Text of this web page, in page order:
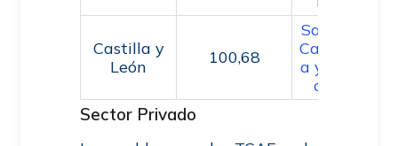
Castilla y
León
100,68
Salud
Castill
a y Le
ón
Sector Privado